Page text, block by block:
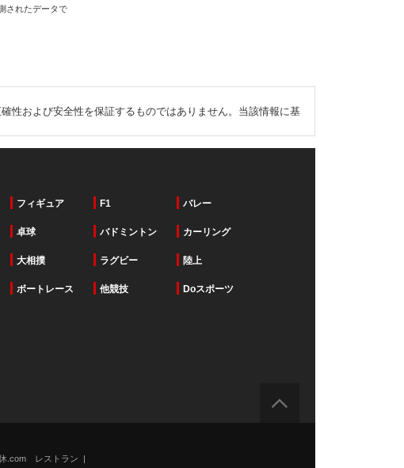
されたデータで
性および安全性を保証するものではありません。当該情報に基
フィギュア F1 バレー
卓球 バドミントン カーリング
大相撲 ラグビー 陸上
ボートレース 他競技 Doスポーツ
.com レストラン